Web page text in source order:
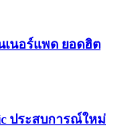
เนอร์แพด ยอดฮิต
ประสบการณ์ใหม่